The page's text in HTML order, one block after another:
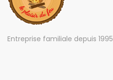
Entreprise familiale depuis 1995